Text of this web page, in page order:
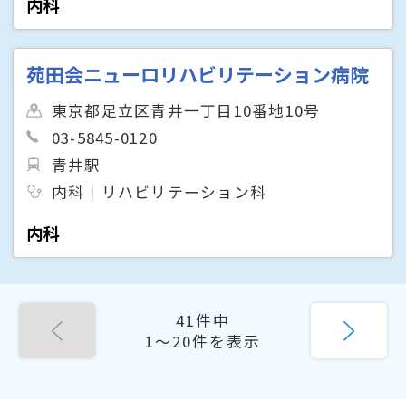
苑田会ニューロリハビリテーション病院
東京都足立区青井一丁目10番地10号
03-5845-0120
青井駅
内科
リハビリテーション科
内科
41件中
1〜20件を表示